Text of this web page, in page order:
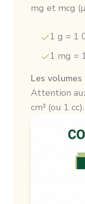
mg et mcg
1 g = 1
1 mg =
Les volumes
Attention
cm³ (ou 1 cc).